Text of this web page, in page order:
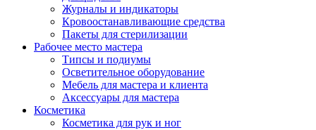
Журналы и индикаторы
Кровоостанавливающие средства
Пакеты для стерилизации
Рабочее место мастера
Типсы и подиумы
Осветительное оборудование
Мебель для мастера и клиента
Аксессуары для мастера
Косметика
Косметика для рук и ног